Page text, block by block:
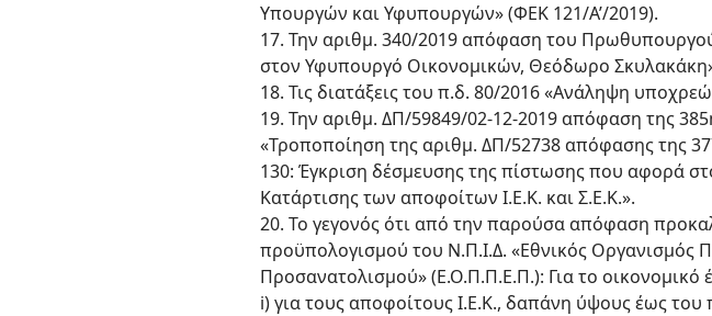
Υπουργών και Υφυπουργών» (ΦΕΚ 121/Α’/2019).
17. Την αριθμ. 340/2019 απόφαση του
στον Υφυπουργό Οικονομικών, Θεόδωρο
18. Τις διατάξεις του π.δ. 80/2016 «Ανάληψη
19. Την αριθμ. ΔΠ/59849/02-12-2019 απόφαση της
«Τροποποίηση της αριθμ. ΔΠ/52738 απόφασης της
130: Έγκριση δέσμευσης της πίστωσης που αφορά
Κατάρτισης των αποφοίτων Ι.Ε.Κ. και Σ.Ε.Κ.».
20. Το γεγονός ότι από την παρούσα απόφαση
προϋπολογισμού του Ν.Π.Ι.Δ. «Εθνικός Οργανισμός
Προσανατολισμού» (Ε.Ο.Π.Π.Ε.Π.): Για το οικονομικό
i) για τους αποφοίτους Ι.Ε.Κ., δαπάνη ύψους έως